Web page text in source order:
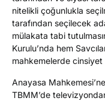
nitelikli çoğunlukla
tarafından seçilecek
mülakata tabi
Kurulu’nda hem
mahkemelerde cinsiyet
Anayasa
TBMM’de